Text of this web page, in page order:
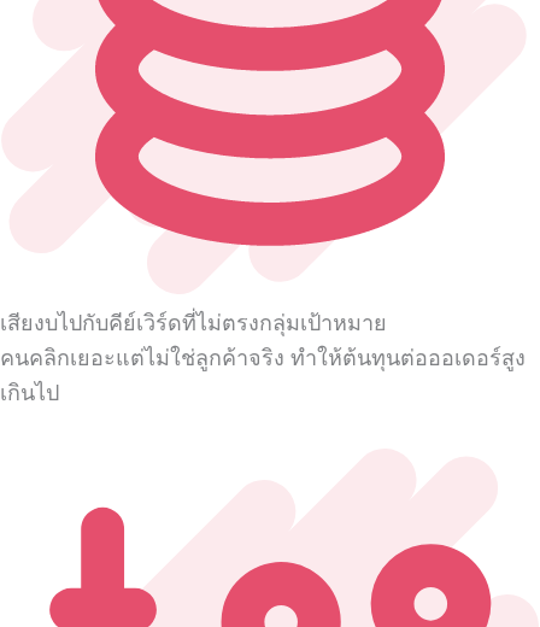
เสียงบไปกับคีย์เวิร์ดที่ไม่ตรงกลุ่มเป้าหมาย
คนคลิกเยอะแต่ไม่ใช่ลูกค้าจริง ทำให้ต้นทุนต่อออเดอร์สูง
เกินไป